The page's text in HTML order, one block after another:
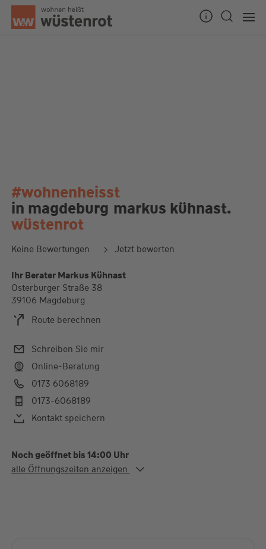
#wohnenheisst
in magdeburg markus kühnast.
wüstenrot
Keine Bewertungen Jetzt bewerten
Ihr Berater Markus Kühnast
Osterburger Straße 38
39106 Magdeburg
Route berechnen
Schreiben Sie mir
Online-Beratung
0173 6068189
0173-6068189
Kontakt speichern
Noch geöffnet bis 14:00 Uhr
Alle Öffnungszeiten
alle Öffnungszeiten anzeigen